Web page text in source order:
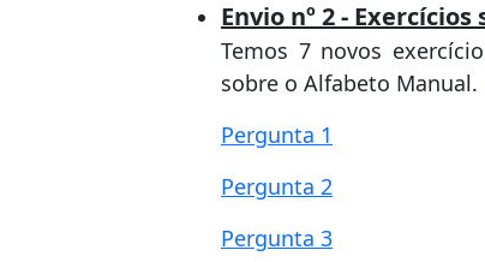
Envio nº 2 -
Temos 7 novos
sobre o Alfabeto Manual.
Pergunta 1
Pergunta 2
Pergunta 3